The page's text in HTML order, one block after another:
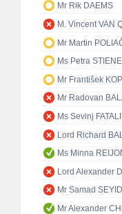
Mr Rik DAEMS
M. Vincent VAN
Mr Martin
Ms Petra
Mr František
Mr Radovan
Ms Sevinj
Lord Richard
Ms Minna
Lord Alexander
Mr Samad
Mr Alexander